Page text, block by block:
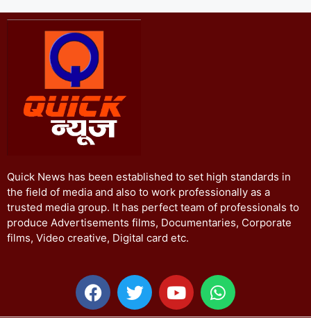
Quick News has been established to set high standards in
the field of media and also to work professionally as a
trusted media group. It has perfect team of professionals to
produce Advertisements films, Documentaries, Corporate
films, Video creative, Digital card etc.